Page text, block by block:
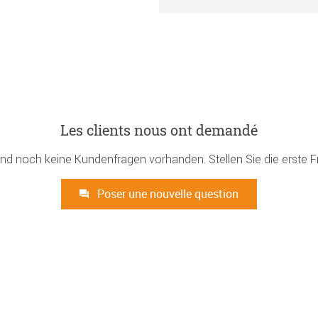
Les clients nous ont demandé
noch keine Kundenfragen vorhanden. Stellen Sie die erste
Poser une nouvelle question